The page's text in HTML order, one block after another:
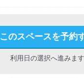
このスペースを予約
利用日の選択へ進みます